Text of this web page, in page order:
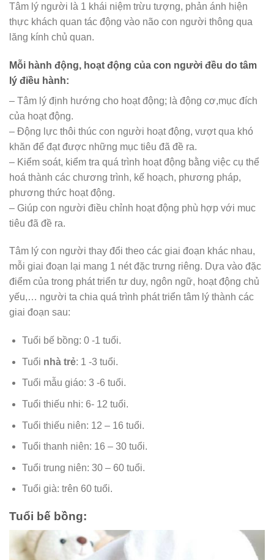
Tâm lý người là 1 khái niệm trừu tượng, phản ánh hiện
thực khách quan tác động vào não con người thông qua
lăng kính chủ quan.
Mỗi hành động, hoạt động của con người đều do tâm
lý điều hành:
– Tâm lý định hướng cho hoạt động; là động cơ,mục đích
của hoạt động.
– Động lực thôi thúc con người hoạt động, vượt qua khó
khăn để đạt được những mục tiêu đã đề ra.
– Kiểm soát, kiểm tra quá trình hoạt động bằng việc cụ thể
hoá thành các chương trình, kế hoạch, phương pháp,
phương thức hoạt động.
– Giúp con người điều chỉnh hoạt động phù hợp với muc
tiêu đã đề ra.
Tâm lý con người thay đổi theo các giai đoạn khác nhau,
mỗi giai đoạn lại mang 1 nét đặc trưng riêng. Dựa vào đặc
điểm của trong phát triển tư duy, ngôn ngữ, hoạt động chủ
yếu,… người ta chia quá trình phát triển tâm lý thành các
giai đoạn sau:
Tuổi bế bồng: 0 -1 tuổi.
Tuổi nhà trẻ: 1 -3 tuổi.
Tuổi mẫu giáo: 3 -6 tuổi.
Tuổi thiếu nhi: 6- 12 tuổi.
Tuổi thiếu niên: 12 – 16 tuổi.
Tuổi thanh niên: 16 – 30 tuổi.
Tuổi trung niên: 30 – 60 tuổi.
Tuổi già: trên 60 tuổi.
Tuổi bế bồng: